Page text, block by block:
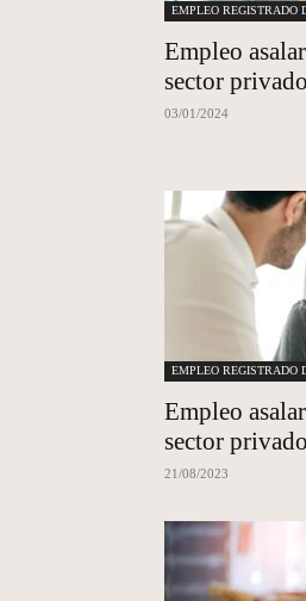
EMPLEO REGISTRADO
Empleo
sector
03/01/2024
EMPLEO REGISTRADO
Empleo
sector
21/08/2023